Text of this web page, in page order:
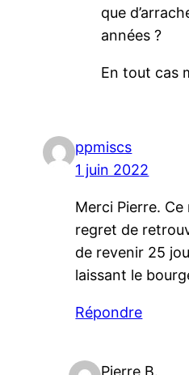
que
années ?
En tout cas
ppmiscs
1 juin 2022
Merci Pierre.
regret de
de revenir 25
laissant le
Répondre
Pierre B.